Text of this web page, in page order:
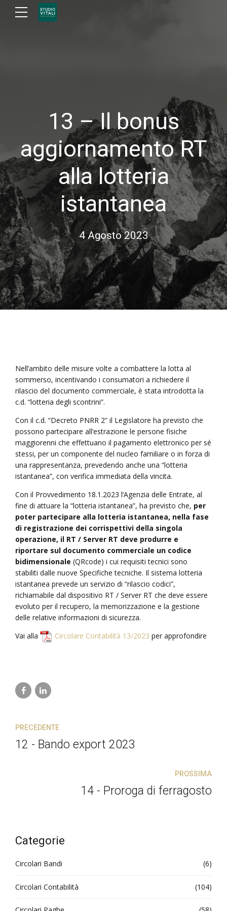
13 – Il bonus
aggiornamento RT
alla lotteria
istantanea
4 Agosto 2023
Nell’ambito delle misure volte a combattere la lotta al
sommerso, incentivando i consumatori a richiedere il
rilascio del documento commerciale, è stata introdotta la
c.d. “lotteria degli scontrini”.
Con il c.d. “Decreto PNRR 2” il Legislatore ha previsto che
possono partecipare all’estrazione le persone fisiche
maggiorenni che effettuano il pagamento elettronico per sé
stessi, per un componente del nucleo familiare o in forza di
una rappresentanza, prevedendo anche una “lotteria
istantanea”, con verifica immediata della vincita.
Con il Provvedimento 18.1.2023 l’Agenzia delle Entrate, al
fine di attuare la “lotteria istantanea”, ha previsto che, per
poter partecipare alla lotteria istantanea, nella fase
di registrazione dei corrispettivi della singola
operazione, il RT / Server RT deve produrre e
riportare sul documento commerciale un codice
bidimensionale (QRcode) i cui requisiti tecnici sono
stabiliti dalle nuove Specifiche tecniche. Il sistema lotteria
istantanea prevede un servizio di “rilascio codici”,
richiamabile dal dispositivo RT / Server RT che deve essere
evoluto per il recupero, la memorizzazione e la gestione
delle relative informazioni di sicurezza.
Vai alla
Circolare Contabilità 13/2023 per approfondire
PRECEDENTE
12 - Bando export 2023
PROSSIMA
14 - Proroga di ferragosto
Categorie
Circolari Bandi (6)
Circolari Contabilità (104)